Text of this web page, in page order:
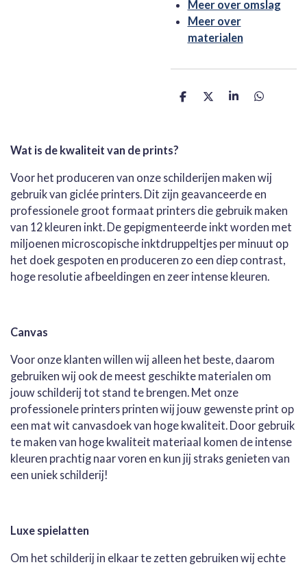
Meer over omslag
Meer over
materialen
D
D
S
D
Wat is de kwaliteit van de prints?
Voor het produceren van onze schilderijen maken wij
gebruik van giclée printers. Dit zijn geavanceerde en
professionele groot formaat printers die gebruik maken
van 12 kleuren inkt. De gepigmenteerde inkt worden met
miljoenen microscopische inktdruppeltjes per minuut op
het doek gespoten en produceren zo een diep contrast,
hoge resolutie afbeeldingen en zeer intense kleuren.
Canvas
Voor onze klanten willen wij alleen het beste, daarom
gebruiken wij ook de meest geschikte materialen om
jouw schilderij tot stand te brengen. Met onze
professionele printers printen wij jouw gewenste print op
een mat wit canvasdoek van hoge kwaliteit. Door gebruik
te maken van hoge kwaliteit materiaal komen de intense
kleuren prachtig naar voren en kun jij straks genieten van
een uniek schilderij!
Luxe spielatten
Om het schilderij in elkaar te zetten gebruiken wij echte